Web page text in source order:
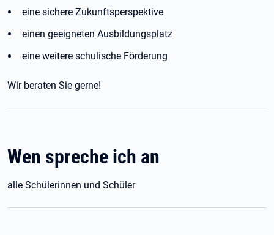
eine sichere Zukunftsperspektive
einen geeigneten Ausbildungsplatz
eine weitere schulische Förderung
Wir beraten Sie gerne!
Wen spreche ich an
alle Schülerinnen und Schüler